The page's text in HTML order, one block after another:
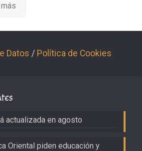
Datos / Política de Cookies
actualizada en agosto
Oriental piden educación y